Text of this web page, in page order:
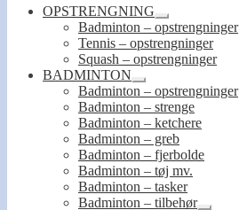
OPSTRENGNING
Udfold
undermenu
Badminton – opstrengninger
Tennis – opstrengninger
Squash – opstrengninger
BADMINTON
Udfold
undermenu
Badminton – opstrengninger
Badminton – strenge
Badminton – ketchere
Badminton – greb
Badminton – fjerbolde
Badminton – tøj mv.
Badminton – tasker
Badminton – tilbehør